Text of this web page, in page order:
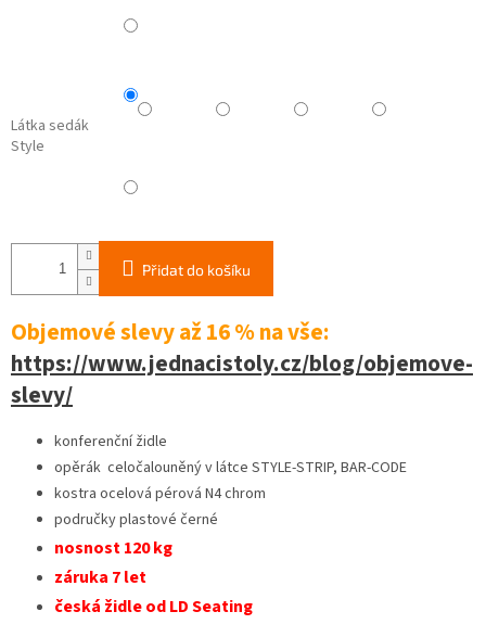
Látka sedák
Style
Přidat do košíku
Objemové slevy až 16 %na vše:
https://www.jednacistoly.cz/blog/objemove-
slevy/
konferenční židle
opěrák celočalouněný v látce STYLE-STRIP, BAR-CODE
kostra ocelová pérová N4 chrom
područky plastové černé
nosnost 120 kg
záruka 7 let
česká židle od LD Seating